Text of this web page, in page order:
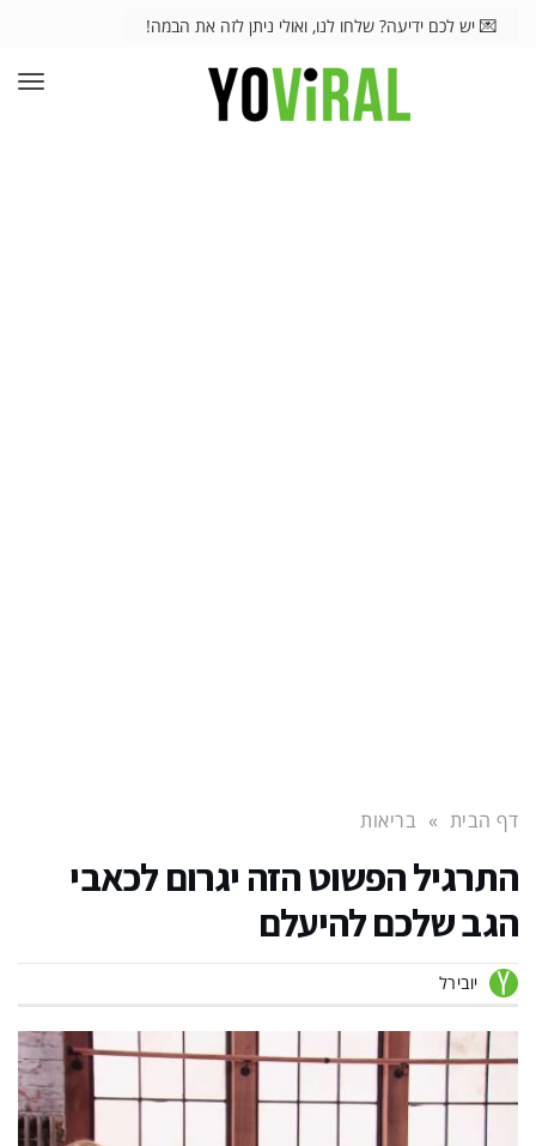
💌 יש לכם ידיעה? שלחו לנו, ואולי ניתן לזה את הבמה!
דף הבית » בריאות
התרגיל הפשוט הזה יגרום לכאבי
הגב שלכם להיעלם
יובירל